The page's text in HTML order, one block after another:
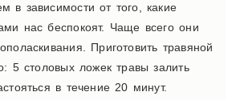
в зависимости от того, какие
нас беспокоят. Чаще всего они
Приготовить травяной
5 столовых ложек травы залить
в течение 20 минут.